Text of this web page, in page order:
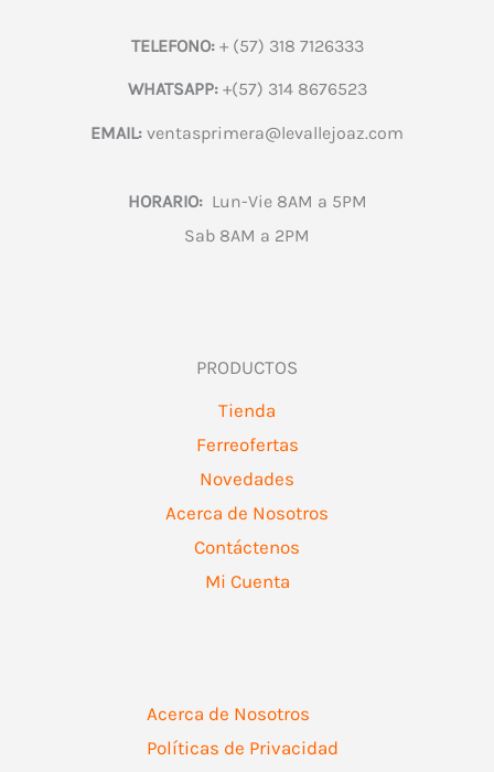
TELEFONO:+ (57) 318 7126333
WHATSAPP:+(57) 314 8676523
EMAIL: ventasprimera@levallejoaz.com
HORARIO:Lun-Vie 8AM a 5PM
Sab 8AM a 2PM
PRODUCTOS
Tienda
Ferreofertas
Novedades
Acerca de Nosotros
Contáctenos
Mi Cuenta
Acerca de Nosotros
Políticas de Privacidad